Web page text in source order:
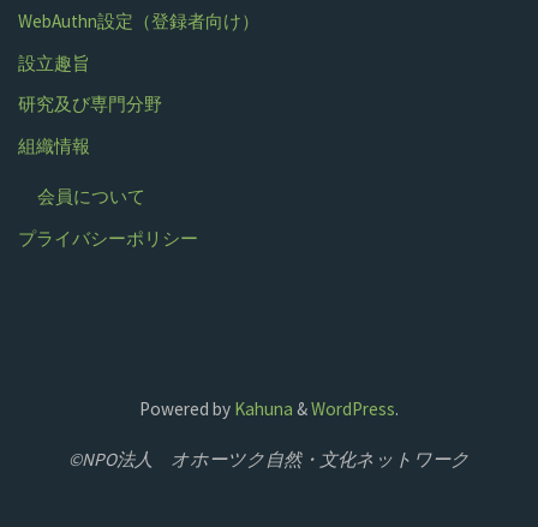
WebAuthn設定（登録者向け）
設立趣旨
研究及び専門分野
組織情報
会員について
プライバシーポリシー
Powered by Kahuna &WordPress.
©NPO法人 オホーツク自然・文化ネットワーク